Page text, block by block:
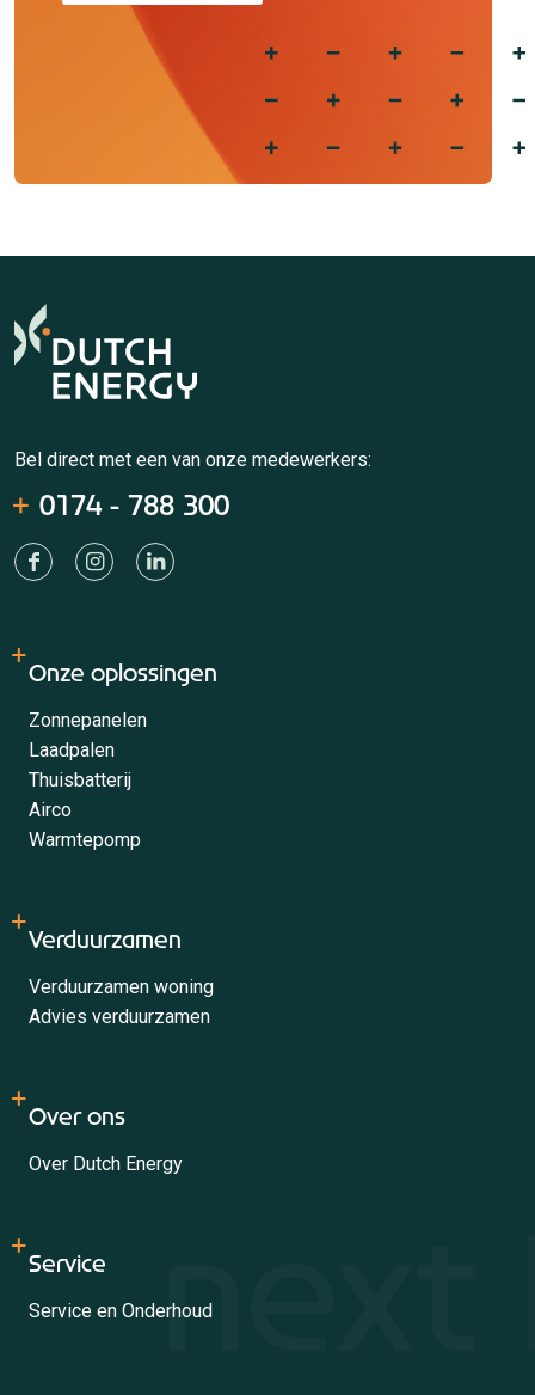
Bel direct met een van onze medewerkers:
0174 - 788 300
Onze oplossingen
Zonnepanelen
Laadpalen
Thuisbatterij
Airco
Warmtepomp
Verduurzamen
Verduurzamen woning
Advies verduurzamen
Over ons
Over Dutch Energy
Service
Service en Onderhoud